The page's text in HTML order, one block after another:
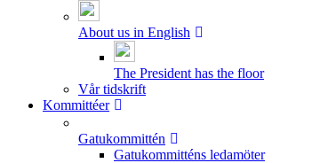
About us in English
The President has the floor
Vår tidskrift
Kommittéer
Gatukommittén
Gatukommitténs ledamöter